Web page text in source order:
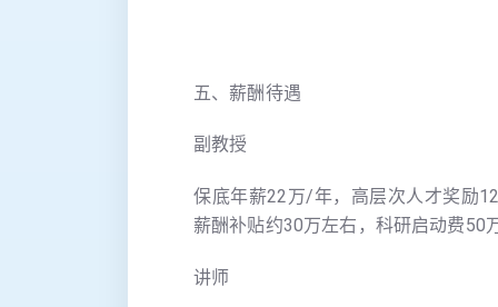
五、薪酬待遇
副教授
保底年薪22万/年，高层次人才奖励
薪酬补贴约30万左右，科研启动费50
讲师